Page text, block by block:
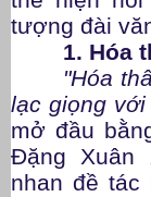
tượng đài
1. Hóa
"Hóa
lạc giọng với
mở đầu
Đặng Xuân
nhan đề tác